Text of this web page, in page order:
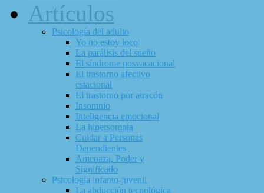
Artículos
Psicología del adulto
Yo no estoy loco
La parálisis del sueño
El síndrome posvacacional
El trastorno afectivo
estacional
El trastorno por atracón
Insomnio
Inteligencia emocional
La hipersomnia
Cuidar a Personas
Dependientes
Amenaza, Poder y
Significado
Psicología infanto-juvenil
La abducción tecnológica